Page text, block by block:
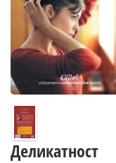
Деликатност